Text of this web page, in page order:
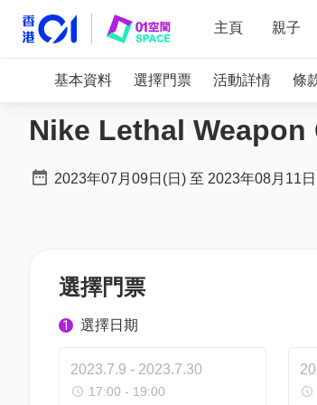
主頁 親子
基本資料 選擇門票 活動詳情 條
Nike Lethal Weapon
2023年07月09日(日) 至 2023年08月11
選擇門票
1 選擇日期
2023.7.9 - 2023.7.30
17:00 - 19:00